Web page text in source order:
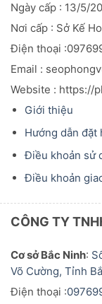
Ngày cấp : 13/5/
Nơi cấp : Sở Kế
Điện thoại
Email :
Website : https://
Giới thiệu
Hướng dẫn đặt
Điều khoản sử
Điều khoản
CÔNG TY
Cơ sở Bắc Ninh:
Võ Cường, Tỉnh
Điện thoại :